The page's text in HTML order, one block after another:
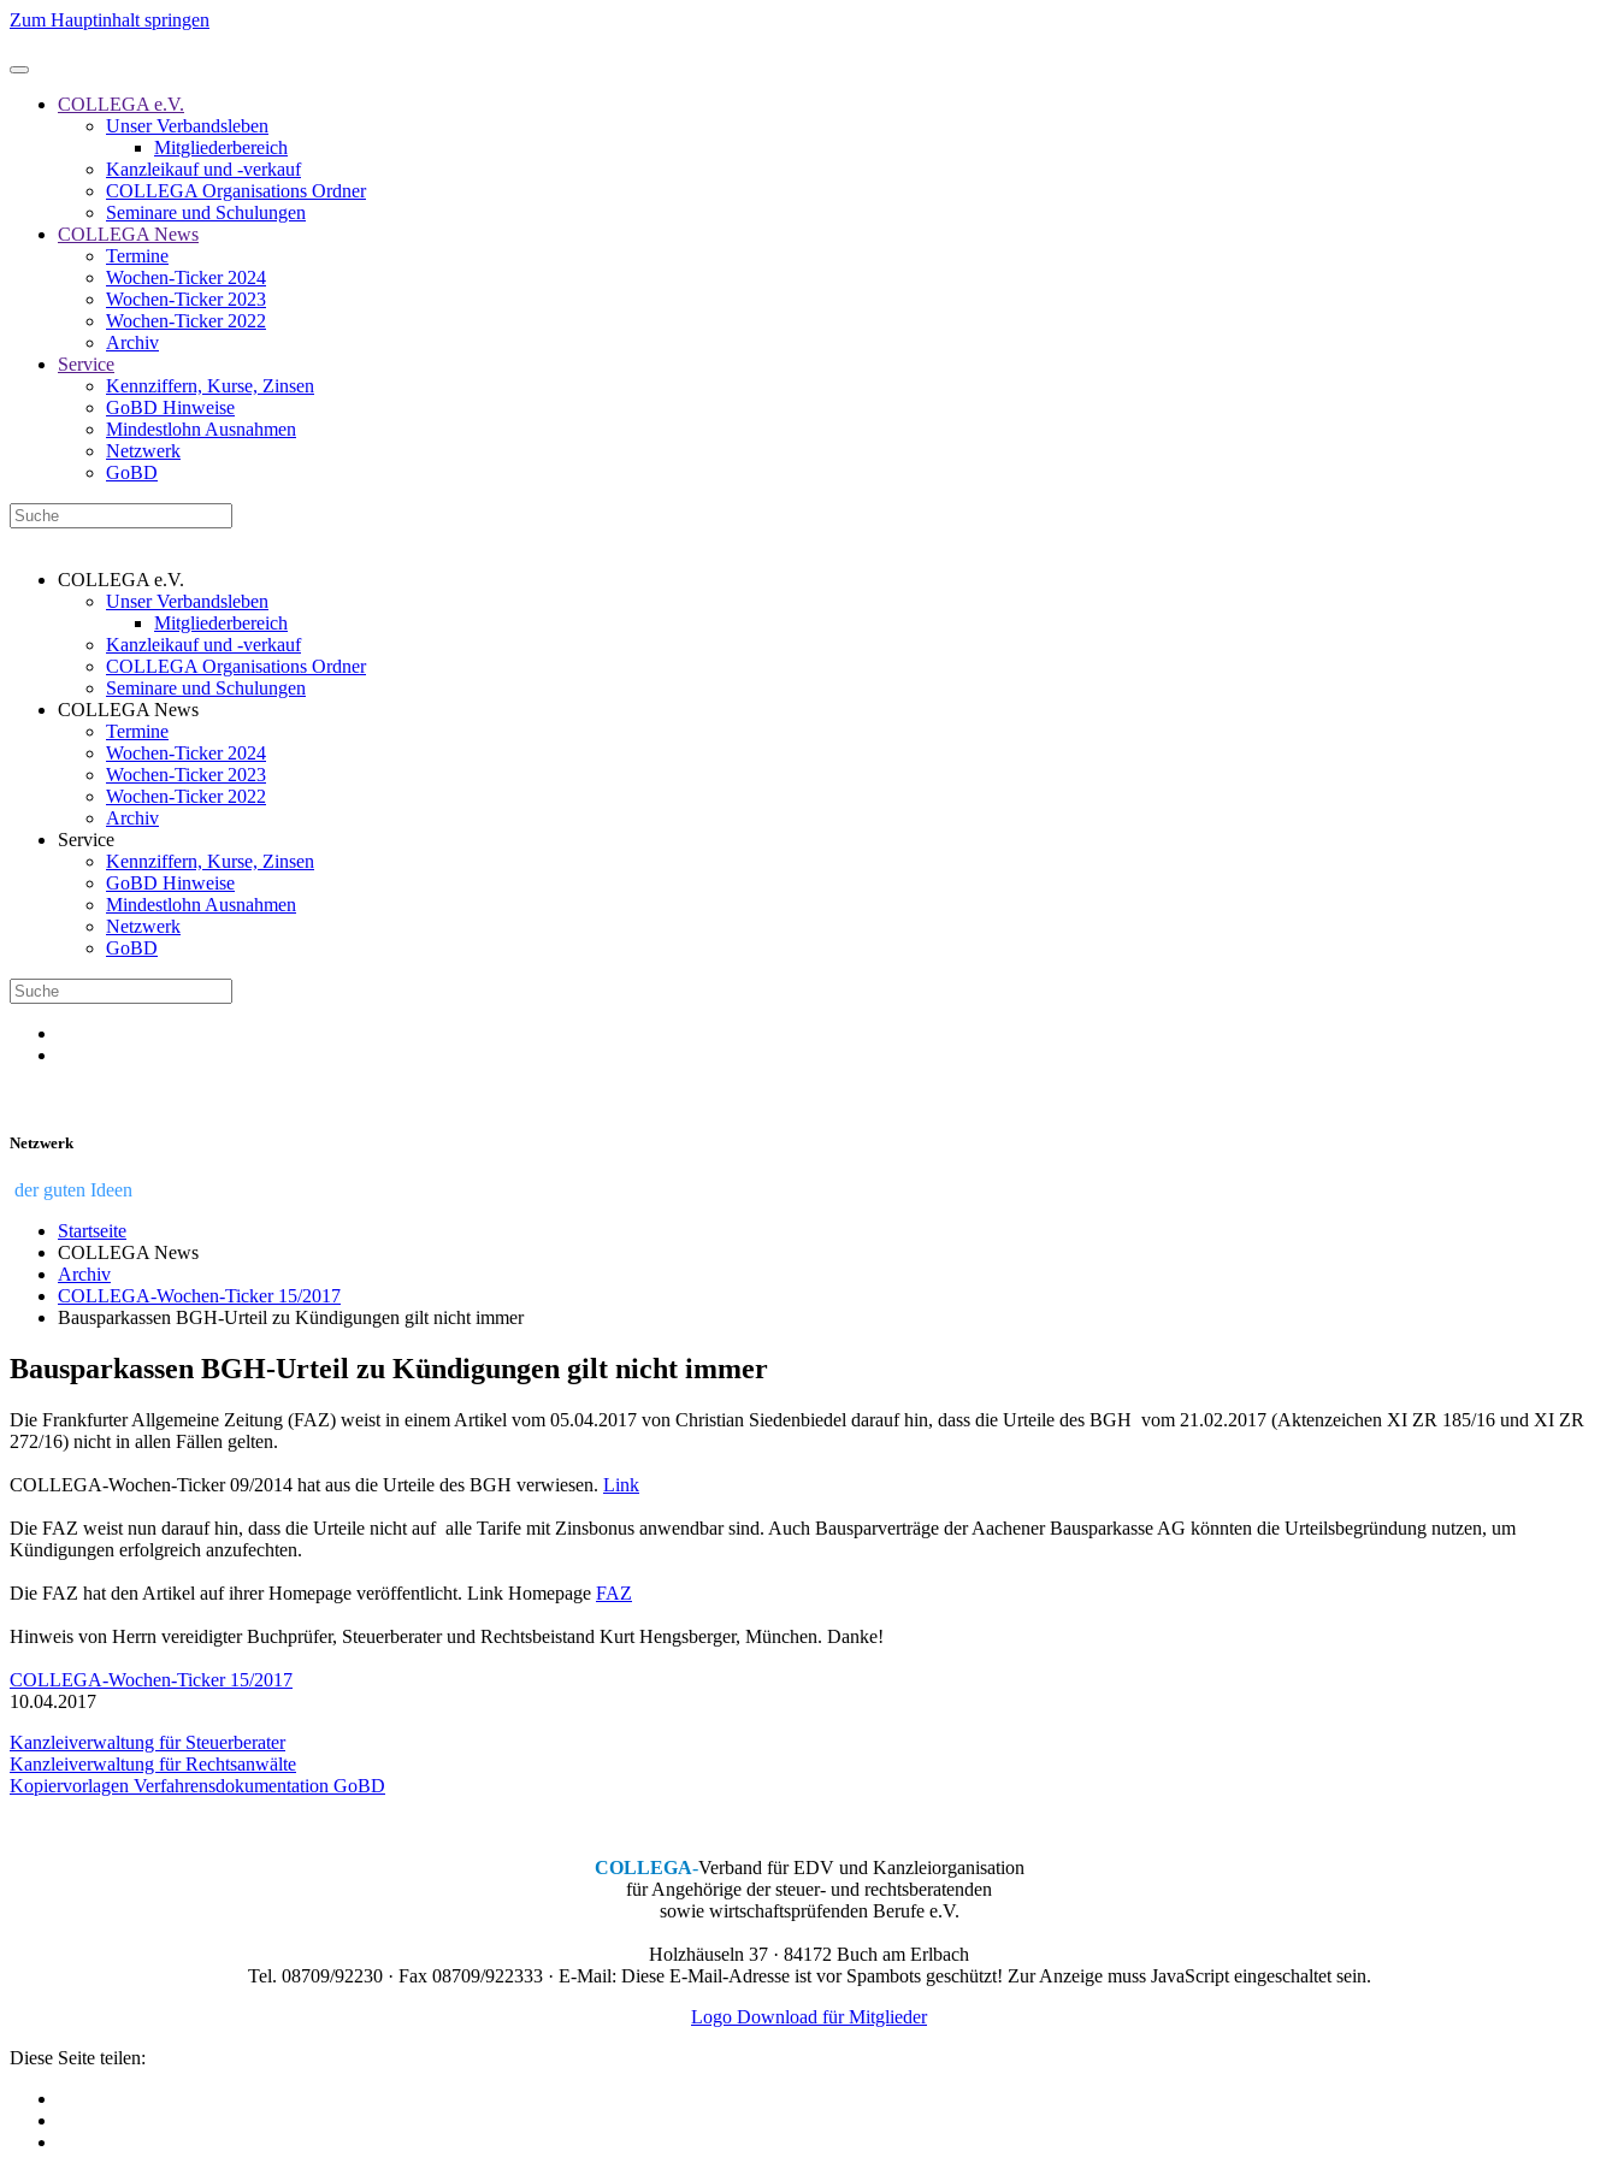
Zum Hauptinhalt springen
COLLEGA e.V.
Unser Verbandsleben
Mitgliederbereich
Kanzleikauf und -verkauf
COLLEGA Organisations Ordner
Seminare und Schulungen
COLLEGA News
Termine
Wochen-Ticker 2024
Wochen-Ticker 2023
Wochen-Ticker 2022
Archiv
Service
Kennziffern, Kurse, Zinsen
GoBD Hinweise
Mindestlohn Ausnahmen
Netzwerk
GoBD
COLLEGA e.V.
Unser Verbandsleben
Mitgliederbereich
Kanzleikauf und -verkauf
COLLEGA Organisations Ordner
Seminare und Schulungen
COLLEGA News
Termine
Wochen-Ticker 2024
Wochen-Ticker 2023
Wochen-Ticker 2022
Archiv
Service
Kennziffern, Kurse, Zinsen
GoBD Hinweise
Mindestlohn Ausnahmen
Netzwerk
GoBD
Netzwerk
der guten Ideen
Startseite
COLLEGA News
Archiv
COLLEGA-Wochen-Ticker 15/2017
Bausparkassen BGH-Urteil zu Kündigungen gilt nicht immer
Bausparkassen BGH-Urteil zu Kündigungen gilt nicht immer
Die Frankfurter Allgemeine Zeitung (FAZ) weist in einem Artikel vom 05.04.2017 von Christian Siedenbiedel darauf hin, dass die Urteile des BGH vom 21.02.2017 (Aktenzeichen XI ZR 185/16 und XI ZR
272/16) nicht in allen Fällen gelten.
COLLEGA-Wochen-Ticker 09/2014 hat aus die Urteile des BGH verwiesen. Link
Die FAZ weist nun darauf hin, dass die Urteile nicht auf alle Tarife mit Zinsbonus anwendbar sind. Auch Bausparverträge der Aachener Bausparkasse AG könnten die Urteilsbegründung nutzen, um
Kündigungen erfolgreich anzufechten.
Die FAZ hat den Artikel auf ihrer Homepage veröffentlicht. Link Homepage FAZ
Hinweis von Herrn vereidigter Buchprüfer, Steuerberater und Rechtsbeistand Kurt Hengsberger, München. Danke!
COLLEGA-Wochen-Ticker 15/2017
10.04.2017
Kanzleiverwaltung für Steuerberater
Kanzleiverwaltung für Rechtsanwälte
Kopiervorlagen Verfahrensdokumentation GoBD
2016-
ab-
150565.html
COLLEGA-Verband für EDV und Kanzleiorganisation
für Angehörige der steuer- und rechtsberatenden
sowie wirtschaftsprüfenden Berufe e.V.
Holzhäuseln 37 · 84172 Buch am Erlbach
Tel. 08709/92230 · Fax 08709/922333 · E-Mail: Diese E-Mail-Adresse ist vor Spambots geschützt! Zur Anzeige muss JavaScript eingeschaltet sein.
Logo Download für Mitglieder
Diese Seite teilen: